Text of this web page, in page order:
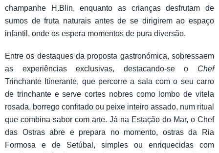
champanhe H.Blin, enquanto as crianças desfrutam de
sumos de fruta naturais antes de se dirigirem ao espaço
infantil, onde os espera momentos de pura diversão.
Entre os destaques da proposta gastronómica, sobressaem
as experiências exclusivas, destacando-se o Chef
Trinchante Itinerante, que percorre a sala com o seu carro
de trinchante e serve cortes nobres como lombo de vitela
rosada, borrego confitado ou peixe inteiro assado, num ritual
que combina sabor com arte. Já na Estação do Mar, o Chef
das Ostras abre e prepara no momento, ostras da Ria
Formosa e de Setúbal, simples ou enriquecidas com